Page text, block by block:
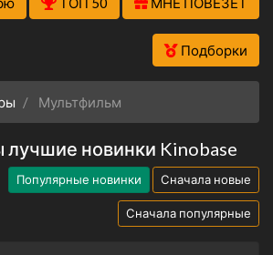
Подборки
Мультфильм
новинки Kinobase
Популярные новинки Сначала новые
Сначала популярные